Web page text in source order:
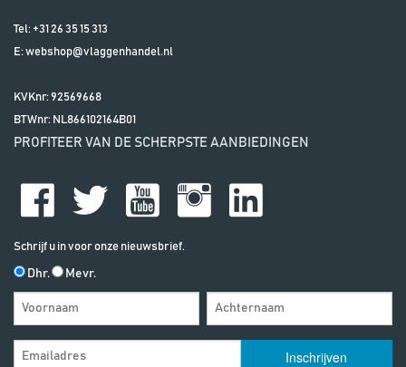
Tel: +31 26 35 15 313
E:webshop@vlaggenhandel.nl
KVKnr: 92569668
BTWnr: NL866102164B01
PROFITEER VAN DE SCHERPSTE AANBIEDINGEN
Schrijf u in voor onze nieuwsbrief.
Dhr. Mevr.